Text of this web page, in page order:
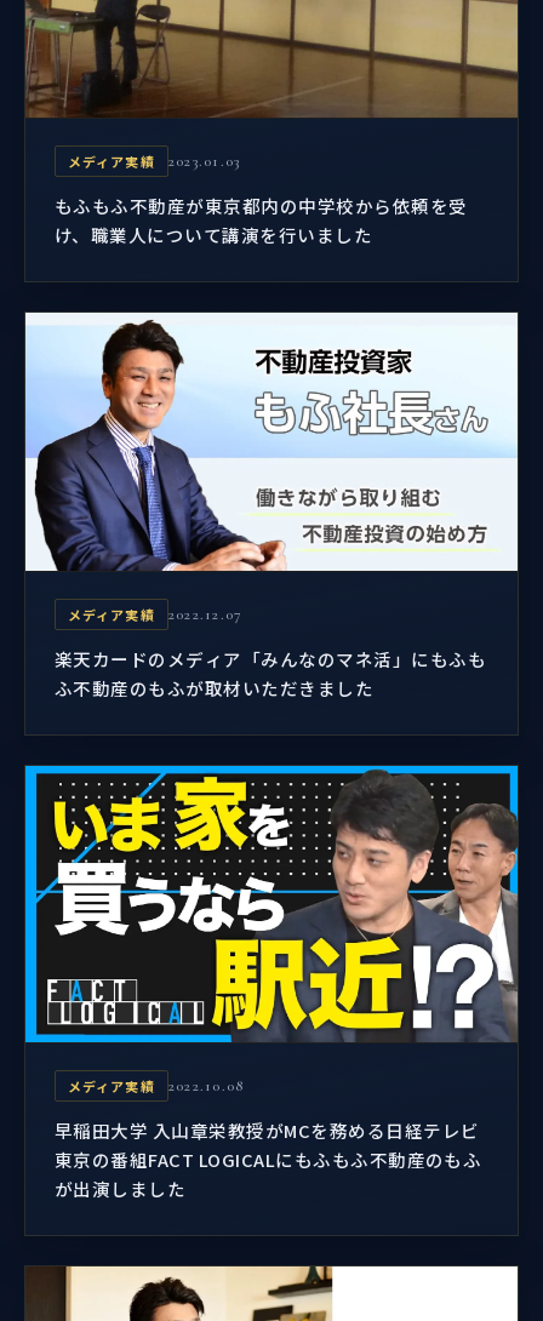
メディア実績 2023.01.03
もふもふ不動産が東京都内の中学校から依頼を受
け、職業人について講演を行いました
メディア実績 2022.12.07
楽天カードのメディア「みんなのマネ活」にもふも
ふ不動産のもふが取材いただきました
メディア実績 2022.10.08
早稲田大学 入山章栄教授がMCを務める日経テレビ
東京の番組FACT LOGICALにもふもふ不動産のもふ
が出演しました